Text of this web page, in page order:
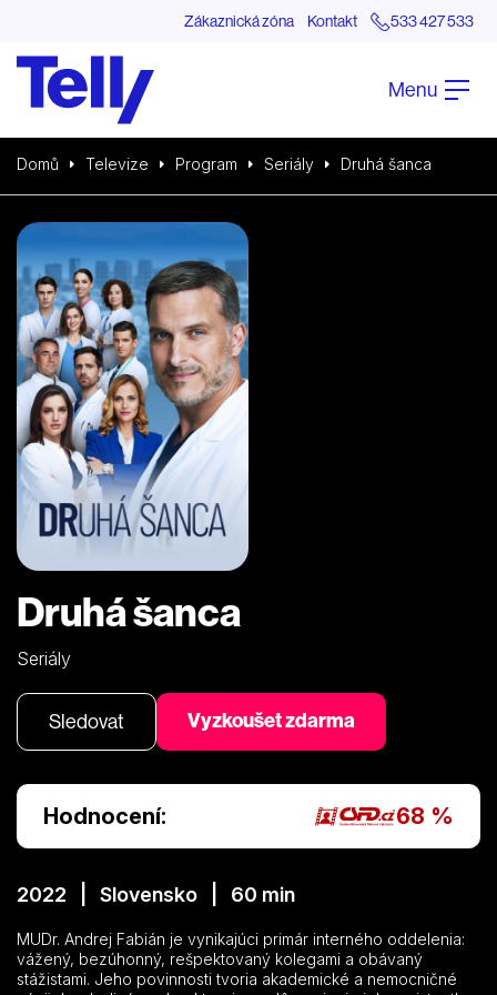
Zákaznická zóna Kontakt 533 427 533
Menu
Domů Televize Program Seriály Druhá šanca
Druhá šanca
Seriály
Sledovat Vyzkoušet zdarma
Hodnocení: 68 %
2022 | Slovensko | 60 min
MUDr. Andrej Fabián je vynikajúci primár interného oddelenia:
vážený, bezúhonný, rešpektovaný kolegami a obávaný
stážistami. Jeho povinnosti tvoria akademické a nemocničné